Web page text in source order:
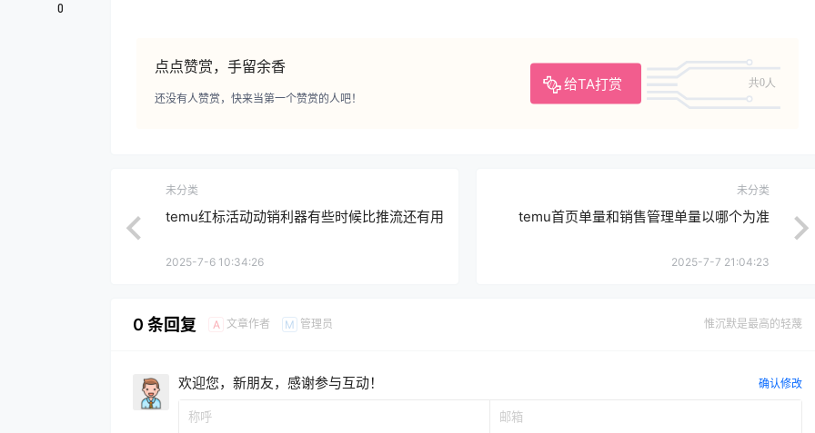
点点赞赏，手留余香
给TA打赏 共0人
还没有人赞赏，快来当第一个赞赏的人吧！
0
未分类
temu红标活动动销利器有些时候比推流还有用
2025-7-6 10:34:26
未分类
temu首页单量和销售管理单量以哪个为准
2025-7-7 21:04:23
0 条回复 A 文章作者 M 管理员 惟沉默是最高的轻蔑
欢迎您，新朋友，感谢参与互动！ 确认修改